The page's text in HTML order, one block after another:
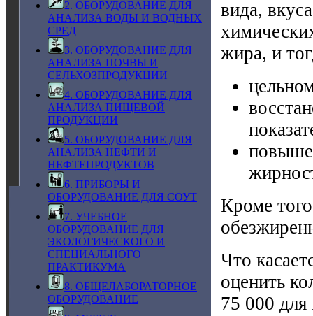
2. ОБОРУДОВАНИЕ ДЛЯ
АНАЛИЗА ВОДЫ И ВОДНЫХ
СРЕД
3. ОБОРУДОВАНИЕ ДЛЯ
АНАЛИЗА ПОЧВЫ И
СЕЛЬХОЗПРОДУКЦИИ
4. ОБОРУДОВАНИЕ ДЛЯ
АНАЛИЗА ПИЩЕВОЙ
ПРОДУКЦИИ
5. ОБОРУДОВАНИЕ ДЛЯ
АНАЛИЗА НЕФТИ И
НЕФТЕПРОДУКТОВ
6. ПРИБОРЫ И
ОБОРУДОВАНИЕ ДЛЯ СОУТ
7. УЧЕБНОЕ
ОБОРУДОВАНИЕ ДЛЯ
ЭКОЛОГИЧЕСКОГО И
СПЕЦИАЛЬНОГО
ПРАКТИКУМА
8. ОБЩЕЛАБОРАТОРНОЕ
ОБОРУДОВАНИЕ
вида,
жира, и
Кроме
Что
оценить
75 000